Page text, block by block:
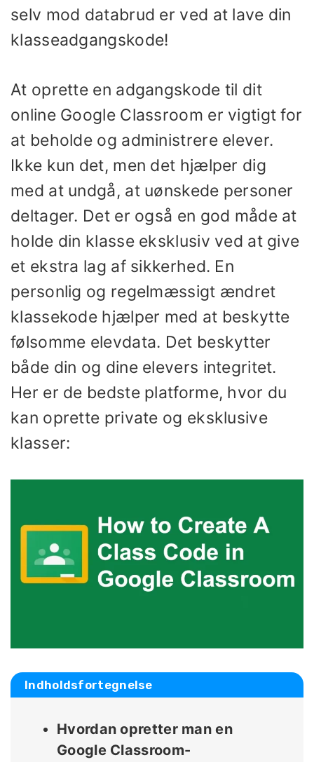
selv mod databrud er ved at lave din
klasseadgangskode!
At oprette en adgangskode til dit
online Google Classroom er vigtigt for
at beholde og administrere elever.
Ikke kun det, men det hjælper dig
med at undgå, at uønskede personer
deltager. Det er også en god måde at
holde din klasse eksklusiv ved at give
et ekstra lag af sikkerhed. En
personlig og regelmæssigt ændret
klassekode hjælper med at beskytte
følsomme elevdata. Det beskytter
både din og dine elevers integritet.
Her er de bedste platforme, hvor du
kan oprette private og eksklusive
klasser:
Indholdsfortegnelse
Hvordan opretter man en
Google Classroom-